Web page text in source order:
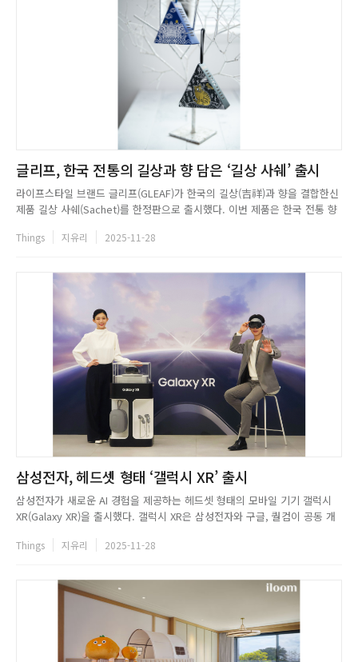
글리프, 한국 전통의 길상과 향 담은 ‘길상 사쉐’ 출시
라이프스타일 브랜드 글리프(GLEAF)가 한국의 길상(吉祥)과 향을 결합한신
제품 길상 사쉐(Sachet)를 한정판으로 출시했다. 이번 제품은 한국 전통 향
형태에 각기 다른 색상과 전통 상징 문양을 담아 인테리어 오브제로서의 심
Things 지유리 2025-11-28
삼성전자, 헤드셋 형태 ‘갤럭시 XR’ 출시
삼성전자가 새로운 AI 경험을 제공하는 헤드셋 형태의 모바일 기기 갤럭시
XR(Galaxy XR)을 출시했다. 갤럭시 XR은 삼성전자와 구글, 퀄컴이 공동 개
자는 갤럭시 XR을 통해 물리적 제한 없이 확장된 3차원의 공간에서 음성, 시
Things 지유리 2025-11-28